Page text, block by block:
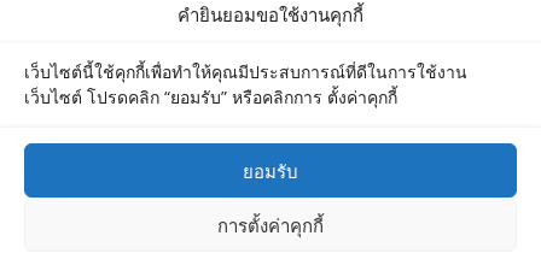
คำยินยอมขอใช้งานคุกกี้
เว็บไซต์นี้ใช้คุกกี้เพื่อทำให้คุณมีประสบการณ์ที่ดีในการใช้งาน
เว็บไซต์ โปรดคลิก “ยอมรับ” หรือคลิกการ ตั้งค่าคุกกี้
ยอมรับ
การตั้งค่าคุกกี้
Department of Biology MU
reserved.